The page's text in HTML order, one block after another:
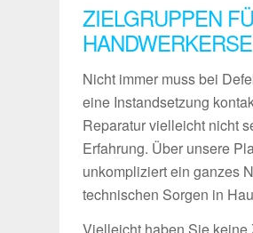
ZIELGRUPPEN
Nicht immer muss bei
eine Instandsetzung
Reparatur vielleicht nicht
Erfahrung. Über unsere
unkompliziert ein ganzes
technischen Sorgen in